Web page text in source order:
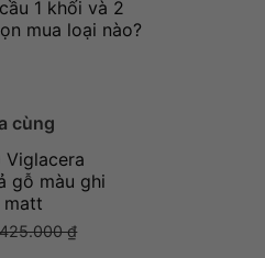
1 khối và 2
mua loại nào?
cùng
Viglacera
gỗ màu ghi
matt
425.000₫